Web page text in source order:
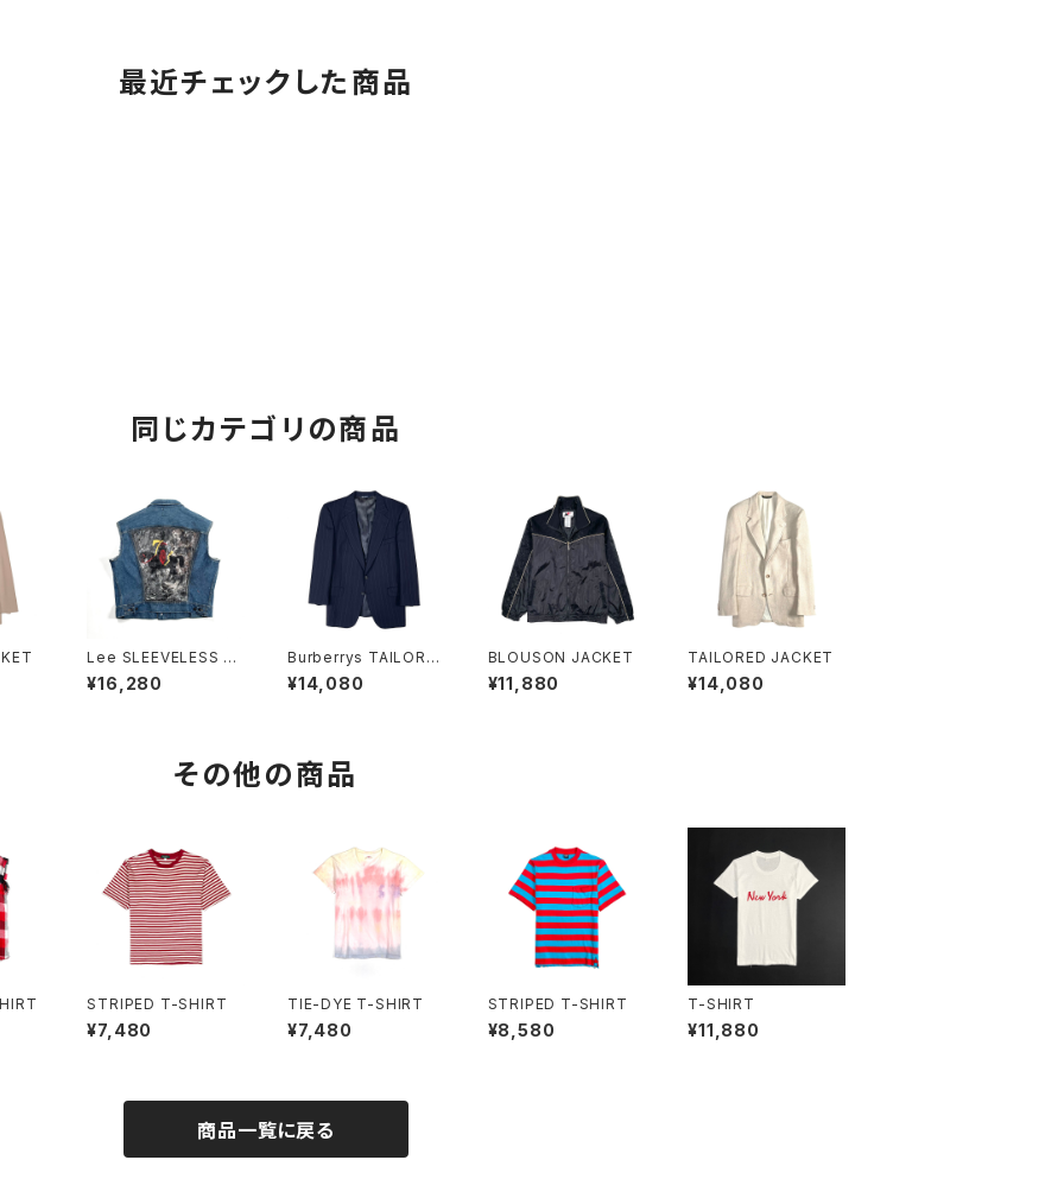
最近チェックした商品
同じカテゴリの商品
Lee SLEEVELESS JA
CKET
¥16,280
Burberrys TAILORE
D JACKET
¥14,080
BLOUSON JACKET
¥11,880
TAILORED JACKET
¥14,080
その他の商品
STRIPED T-SHIRT
¥7,480
TIE-DYE T-SHIRT
¥7,480
STRIPED T-SHIRT
¥8,580
T-SHIRT
¥11,880
商品一覧に戻る